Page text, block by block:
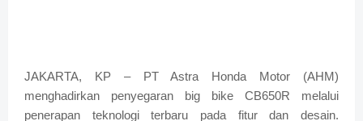
JAKARTA, KP – PT Astra Honda Motor (AHM)
menghadirkan penyegaran big bike CB650R melalui
penerapan teknologi terbaru pada fitur dan desain.